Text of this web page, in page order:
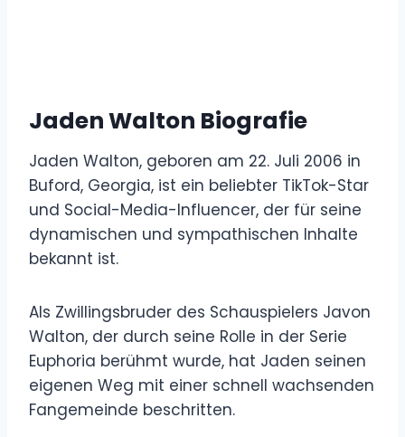
Jaden Walton Biografie
Jaden Walton, geboren am 22. Juli 2006 in
Buford, Georgia, ist ein beliebter TikTok-Star
und Social-Media-Influencer, der für seine
dynamischen und sympathischen Inhalte
bekannt ist.
Als Zwillingsbruder des Schauspielers Javon
Walton, der durch seine Rolle in der Serie
Euphoria berühmt wurde, hat Jaden seinen
eigenen Weg mit einer schnell wachsenden
Fangemeinde beschritten.